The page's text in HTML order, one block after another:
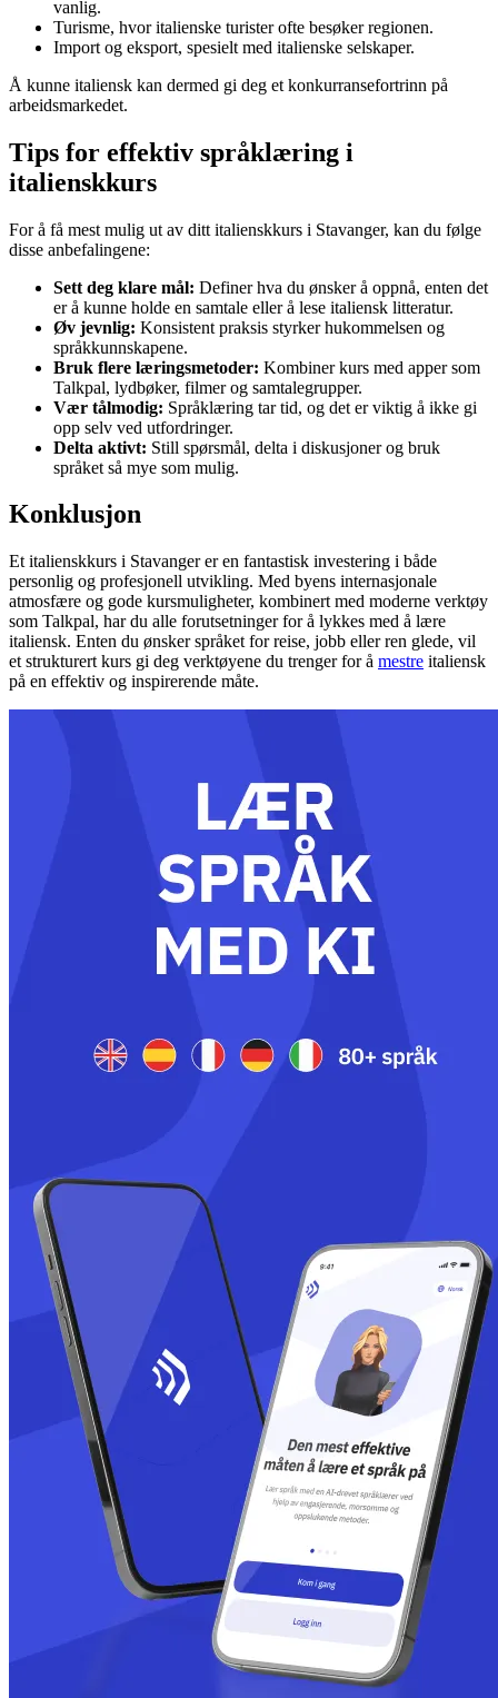
vanlig.
Turisme, hvor italienske turister ofte besøker regionen.
Import og eksport, spesielt med italienske selskaper.
Å kunne italiensk kan dermed gi deg et konkurransefortrinn på
arbeidsmarkedet.
Tips for effektiv språklæring i
italienskkurs
For å få mest mulig ut av ditt italienskkurs i Stavanger, kan du følge
disse anbefalingene:
Sett deg klare mål: Definer hva du ønsker å oppnå, enten det
er å kunne holde en samtale eller å lese italiensk litteratur.
Øv jevnlig: Konsistent praksis styrker hukommelsen og
språkkunnskapene.
Bruk flere læringsmetoder: Kombiner kurs med apper som
Talkpal, lydbøker, filmer og samtalegrupper.
Vær tålmodig: Språklæring tar tid, og det er viktig å ikke gi
opp selv ved utfordringer.
Delta aktivt: Still spørsmål, delta i diskusjoner og bruk
språket så mye som mulig.
Konklusjon
Et italienskkurs i Stavanger er en fantastisk investering i både
personlig og profesjonell utvikling. Med byens internasjonale
atmosfære og gode kursmuligheter, kombinert med moderne verktøy
som Talkpal, har du alle forutsetninger for å lykkes med å lære
italiensk. Enten du ønsker språket for reise, jobb eller ren glede, vil
et strukturert kurs gi deg verktøyene du trenger for å mestre italiensk
på en effektiv og inspirerende måte.